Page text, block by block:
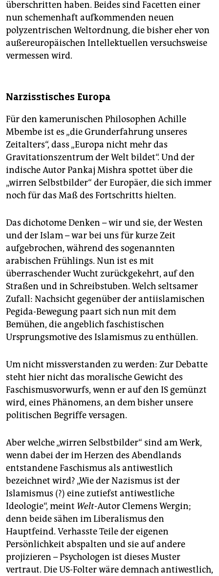
überschritten haben. Beides sind Facetten einer
nun schemenhaft aufkommenden neuen
polyzentrischen Weltordnung, die bisher eher von
außereuropäischen Intellektuellen versuchsweise
vermessen wird.
Narzisstisches Europa
Für den kamerunischen Philosophen Achille
Mbembe ist es „die Grunderfahrung unseres
Zeitalters“, dass „Europa nicht mehr das
Gravitationszentrum der Welt bildet“. Und der
indische Autor Pankaj Mishra spottet über die
„wirren Selbstbilder“ der Europäer, die sich immer
noch für das Maß des Fortschritts hielten.
Das dichotome Denken – wir und sie, der Westen
und der Islam – war bei uns für kurze Zeit
aufgebrochen, während des sogenannten
arabischen Frühlings. Nun ist es mit
überraschender Wucht zurückgekehrt, auf den
Straßen und in Schreibstuben. Welch seltsamer
Zufall: Nachsicht gegenüber der antiislamischen
Pegida-Bewegung paart sich nun mit dem
Bemühen, die angeblich faschistischen
Ursprungsmotive des Islamismus zu enthüllen.
Um nicht missverstanden zu werden: Zur Debatte
steht hier nicht das moralische Gewicht des
Faschismusvorwurfs, wenn er auf den IS gemünzt
wird, eines Phänomens, an dem bisher unsere
politischen Begriffe versagen.
Aber welche „wirren Selbstbilder“ sind am Werk,
wenn dabei der im Herzen des Abendlands
entstandene Faschismus als antiwestlich
bezeichnet wird? „Wie der Nazismus ist der
Islamismus (?) eine zutiefst antiwestliche
Ideologie“, meint Welt-Autor Clemens Wergin;
denn beide sähen im Liberalismus den
Hauptfeind. Verhasste Teile der eigenen
Persönlichkeit abspalten und sie auf andere
projizieren – Psychologen ist dieses Muster
vertraut. Die US-Folter wäre demnach antiwestlich,